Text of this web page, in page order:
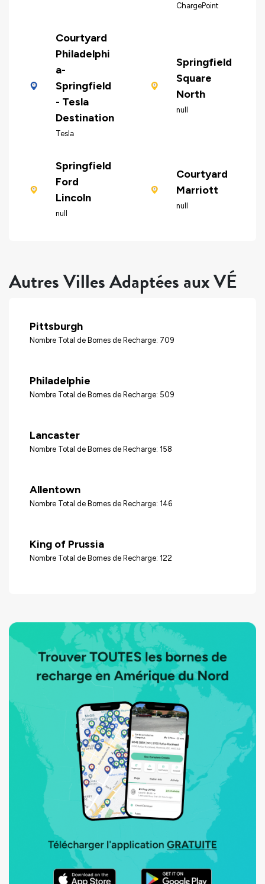
ChargePoint
Courtyard
Philadelphi
a-
Springfield
- Tesla
Destination
Tesla
Springfield
Square
North
null
Springfield
Ford
Lincoln
null
Courtyard
Marriott
null
Autres Villes Adaptées aux VÉ
Pittsburgh
Nombre Total de Bornes de Recharge: 709
Philadelphie
Nombre Total de Bornes de Recharge: 509
Lancaster
Nombre Total de Bornes de Recharge: 158
Allentown
Nombre Total de Bornes de Recharge: 146
King of Prussia
Nombre Total de Bornes de Recharge: 122